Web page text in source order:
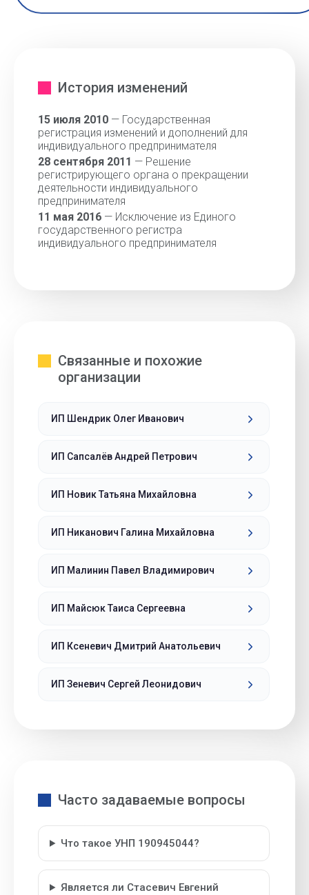
История изменений
15 июля 2010 — Государственная
регистрация изменений и дополнений для
индивидуального предпринимателя
28 сентября 2011 — Решение
регистрирующего органа о прекращении
деятельности индивидуального
предпринимателя
11 мая 2016 — Исключение из Единого
государственного регистра
индивидуального предпринимателя
Связанные и похожие
организации
ИП Шендрик Олег Иванович
ИП Сапсалёв Андрей Петрович
ИП Новик Татьяна Михайловна
ИП Никанович Галина Михайловна
ИП Малинин Павел Владимирович
ИП Майсюк Таиса Сергеевна
ИП Ксеневич Дмитрий Анатольевич
ИП Зеневич Сергей Леонидович
Часто задаваемые вопросы
Что такое УНП 190945044?
Является ли Стасевич Евгений